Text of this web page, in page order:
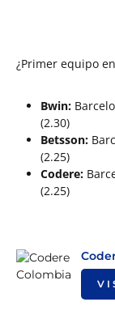
¿Primer equipo
Bwin:
(2.30)
Betsson:
(2.25)
Codere:
(2.25)